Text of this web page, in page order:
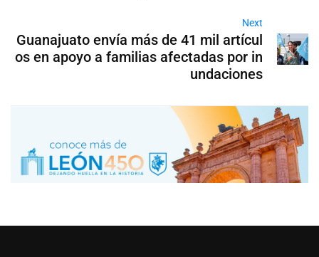
Next
Guanajuato envía más de 41 mil artícul
os en apoyo a familias afectadas por in
undaciones